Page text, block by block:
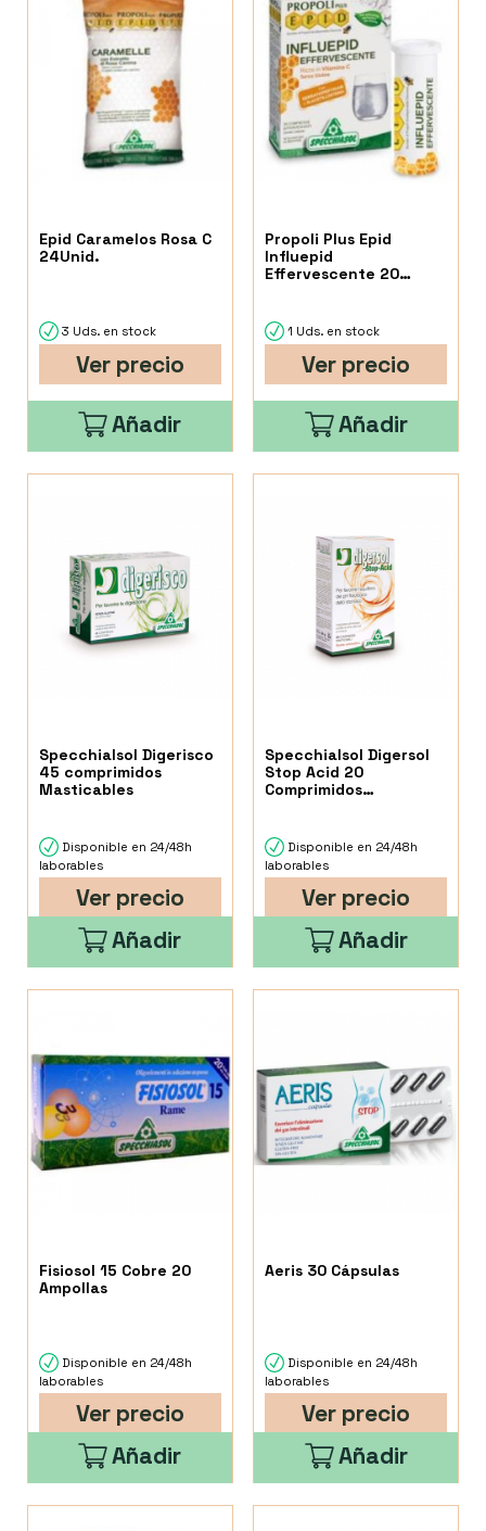
Epid Caramelos Rosa C
24Unid.
3 Uds. en stock
Ver precio
Añadir
Propoli Plus Epid
Influepid
Effervescente 20
1 Uds. en stock
Ver precio
Añadir
Specchialsol Digerisco
45 comprimidos
Masticables
Disponible en 24/48h
laborables
Ver precio
Añadir
Specchialsol Digersol
Stop Acid 20
Comprimidos
Disponible en 24/48h
laborables
Ver precio
Añadir
Fisiosol 15 Cobre 20
Ampollas
Disponible en 24/48h
laborables
Ver precio
Añadir
Aeris 30 Cápsulas
Disponible en 24/48h
laborables
Ver precio
Añadir